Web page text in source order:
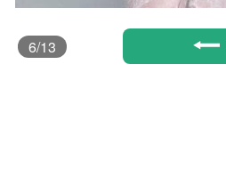
6/13